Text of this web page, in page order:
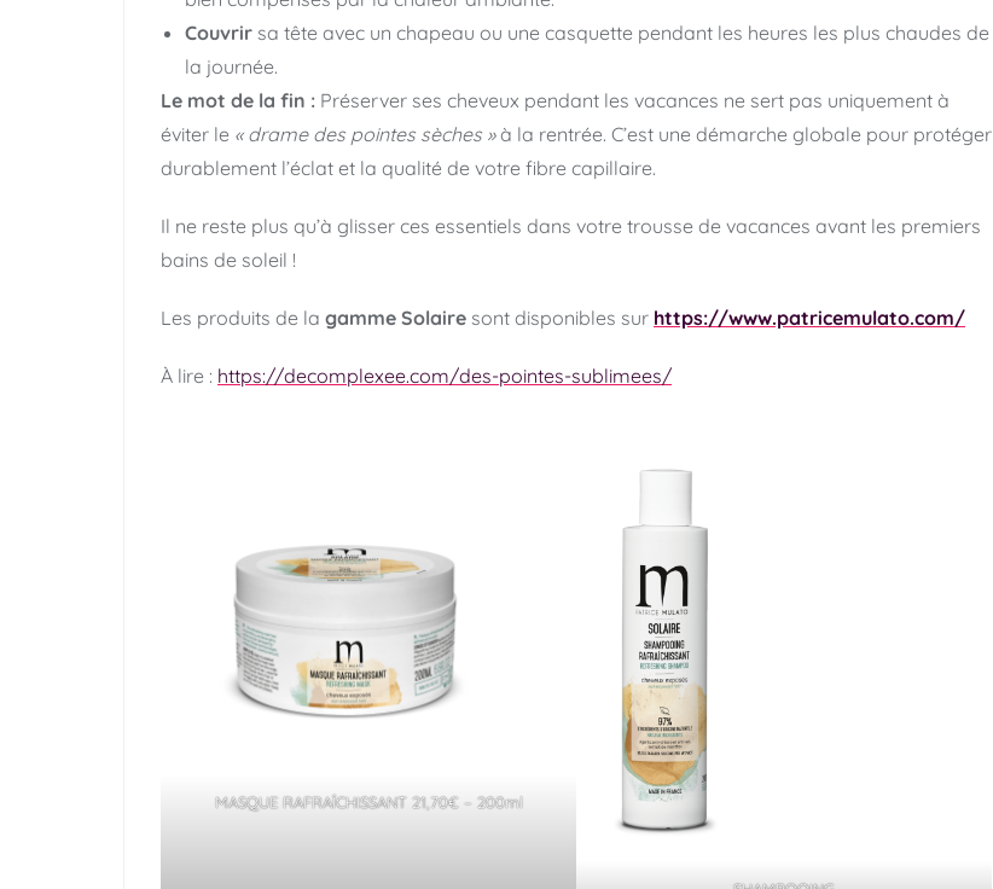
Couvrir sa tête avec un chapeau ou une casquette pendant les heures les plus chaudes de
la journée.
Le mot de la fin : Préserver ses cheveux pendant les vacances ne sert pas uniquement à
éviter le « drame des pointes sèches »à la rentrée. C’est une démarche globale pour protéger
durablement l’éclat et la qualité de votre fibre capillaire.
Il ne reste plus qu’à glisser ces essentiels dans votre trousse de vacances avant les premiers
bains de soleil !
Les produits de la gamme Solaire sont disponibles sur https://www.patricemulato.com/
À lire : https://decomplexee.com/des-pointes-sublimees/
MASQUE RAFRAÎCHISSANT 21,70€ – 200ml